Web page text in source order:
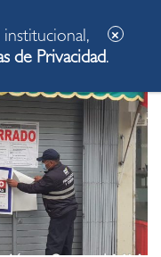
de Privacidad.